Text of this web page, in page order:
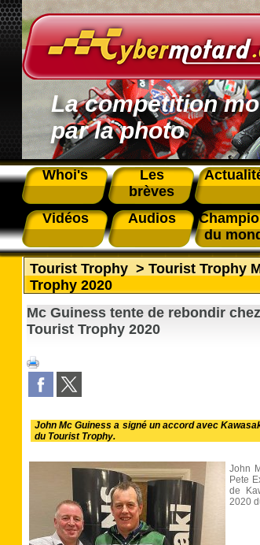
La compétition
par la photo
Whoi's
Les
brèves
Vidéos
Audios
du
Tourist Trophy > Tourist Trophy
Trophy 2020
Mc Guiness tente de rebondir
Tourist Trophy 2020
John Mc Guiness a signé un accord avec
du Tourist Trophy.
John
Pete
de
2020